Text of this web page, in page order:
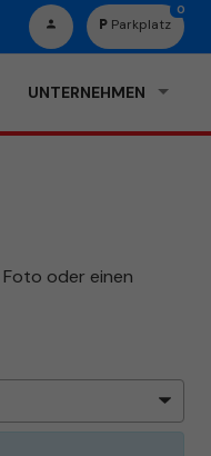
Parkplatz
0
UNTERNEHMEN
oder einen